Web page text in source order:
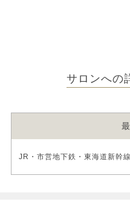
サロンへの
JR・市営地下鉄・東海道新幹